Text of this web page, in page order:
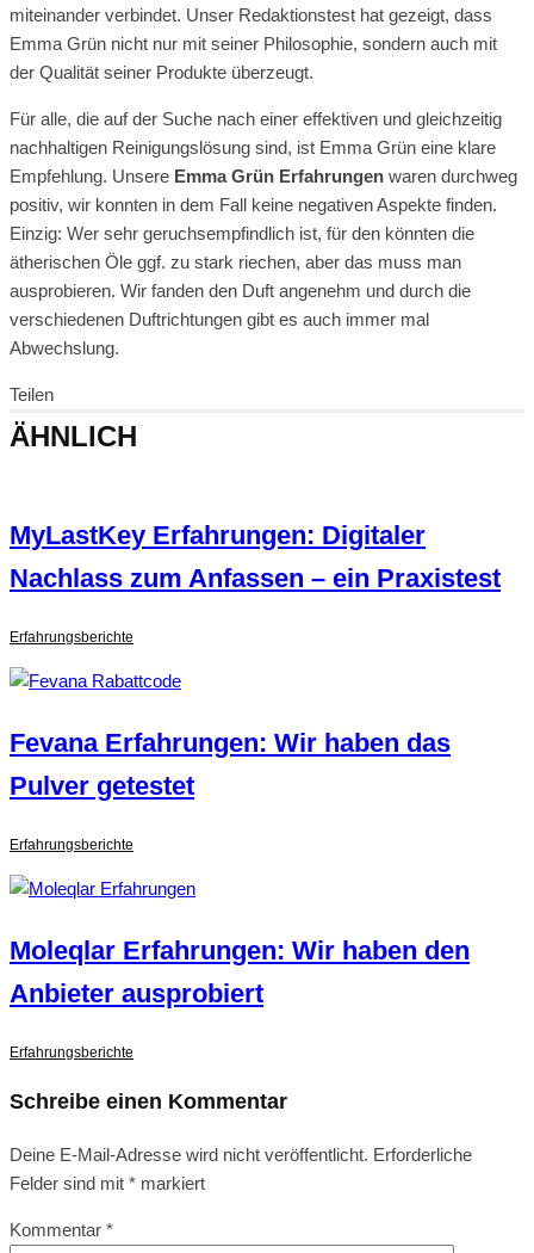
miteinander verbindet. Unser Redaktionstest hat gezeigt, dass
Emma Grün nicht nur mit seiner Philosophie, sondern auch mit
der Qualität seiner Produkte überzeugt.
Für alle, die auf der Suche nach einer effektiven und gleichzeitig
nachhaltigen Reinigungslösung sind, ist Emma Grün eine klare
Empfehlung. Unsere Emma Grün Erfahrungen waren durchweg
positiv, wir konnten in dem Fall keine negativen Aspekte finden.
Einzig: Wer sehr geruchsempfindlich ist, für den könnten die
ätherischen Öle ggf. zu stark riechen, aber das muss man
ausprobieren. Wir fanden den Duft angenehm und durch die
verschiedenen Duftrichtungen gibt es auch immer mal
Abwechslung.
Teilen
ÄHNLICH
MyLastKey Erfahrungen: Digitaler
Nachlass zum Anfassen – ein Praxistest
Erfahrungsberichte
Fevana Erfahrungen: Wir haben das
Pulver getestet
Erfahrungsberichte
Moleqlar Erfahrungen: Wir haben den
Anbieter ausprobiert
Erfahrungsberichte
Schreibe einen Kommentar
Deine E-Mail-Adresse wird nicht veröffentlicht. Erforderliche
Felder sind mit * markiert
Kommentar *